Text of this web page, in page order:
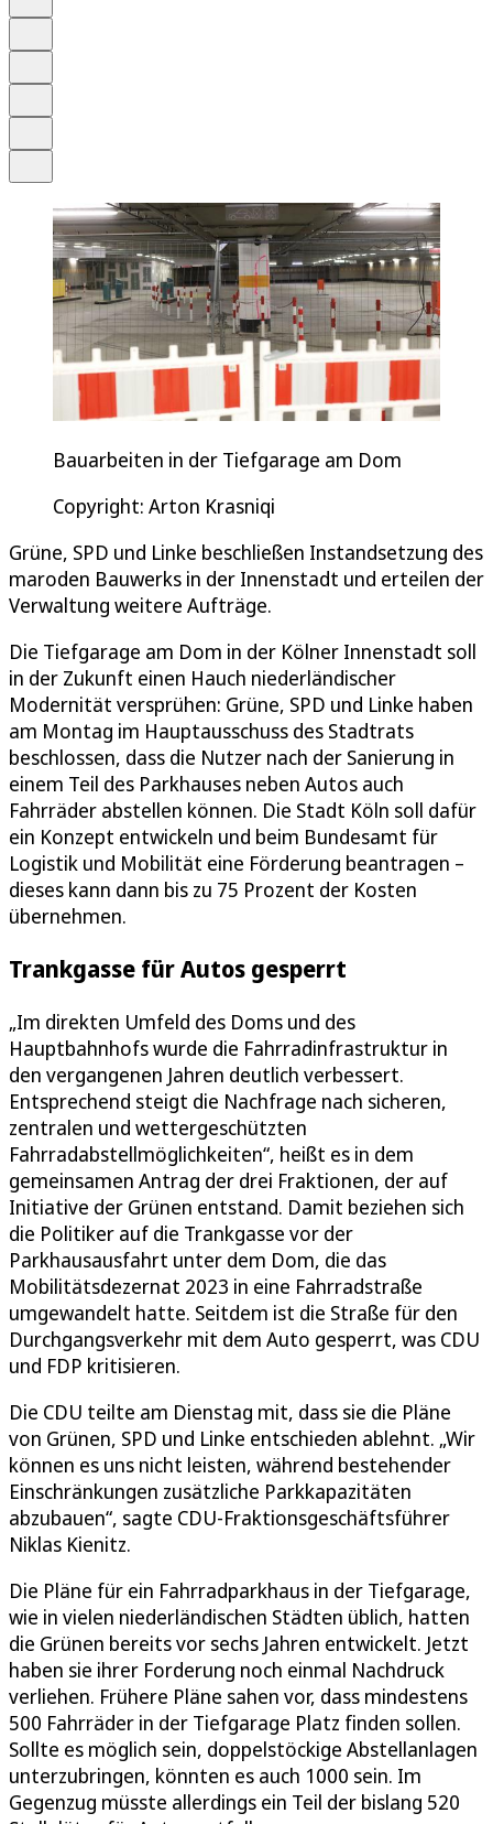
Bauarbeiten in der Tiefgarage am Dom
Copyright: Arton Krasniqi
Grüne, SPD und Linke beschließen Instandsetzung des
maroden Bauwerks in der Innenstadt und erteilen der
Verwaltung weitere Aufträge.
Die Tiefgarage am Dom in der Kölner Innenstadt soll
in der Zukunft einen Hauch niederländischer
Modernität versprühen: Grüne, SPD und Linke haben
am Montag im Hauptausschuss des Stadtrats
beschlossen, dass die Nutzer nach der Sanierung in
einem Teil des Parkhauses neben Autos auch
Fahrräder abstellen können. Die Stadt Köln soll dafür
ein Konzept entwickeln und beim Bundesamt für
Logistik und Mobilität eine Förderung beantragen –
dieses kann dann bis zu 75 Prozent der Kosten
übernehmen.
Trankgasse für Autos gesperrt
„Im direkten Umfeld des Doms und des
Hauptbahnhofs wurde die Fahrradinfrastruktur in
den vergangenen Jahren deutlich verbessert.
Entsprechend steigt die Nachfrage nach sicheren,
zentralen und wettergeschützten
Fahrradabstellmöglichkeiten“, heißt es in dem
gemeinsamen Antrag der drei Fraktionen, der auf
Initiative der Grünen entstand. Damit beziehen sich
die Politiker auf die Trankgasse vor der
Parkhausausfahrt unter dem Dom, die das
Mobilitätsdezernat 2023 in eine Fahrradstraße
umgewandelt hatte. Seitdem ist die Straße für den
Durchgangsverkehr mit dem Auto gesperrt, was CDU
und FDP kritisieren.
Die CDU teilte am Dienstag mit, dass sie die Pläne
von Grünen, SPD und Linke entschieden ablehnt. „Wir
können es uns nicht leisten, während bestehender
Einschränkungen zusätzliche Parkkapazitäten
abzubauen“, sagte CDU-Fraktionsgeschäftsführer
Niklas Kienitz.
Die Pläne für ein Fahrradparkhaus in der Tiefgarage,
wie in vielen niederländischen Städten üblich, hatten
die Grünen bereits vor sechs Jahren entwickelt. Jetzt
haben sie ihrer Forderung noch einmal Nachdruck
verliehen. Frühere Pläne sahen vor, dass mindestens
500 Fahrräder in der Tiefgarage Platz finden sollen.
Sollte es möglich sein, doppelstöckige Abstellanlagen
unterzubringen, könnten es auch 1000 sein. Im
Gegenzug müsste allerdings ein Teil der bislang 520